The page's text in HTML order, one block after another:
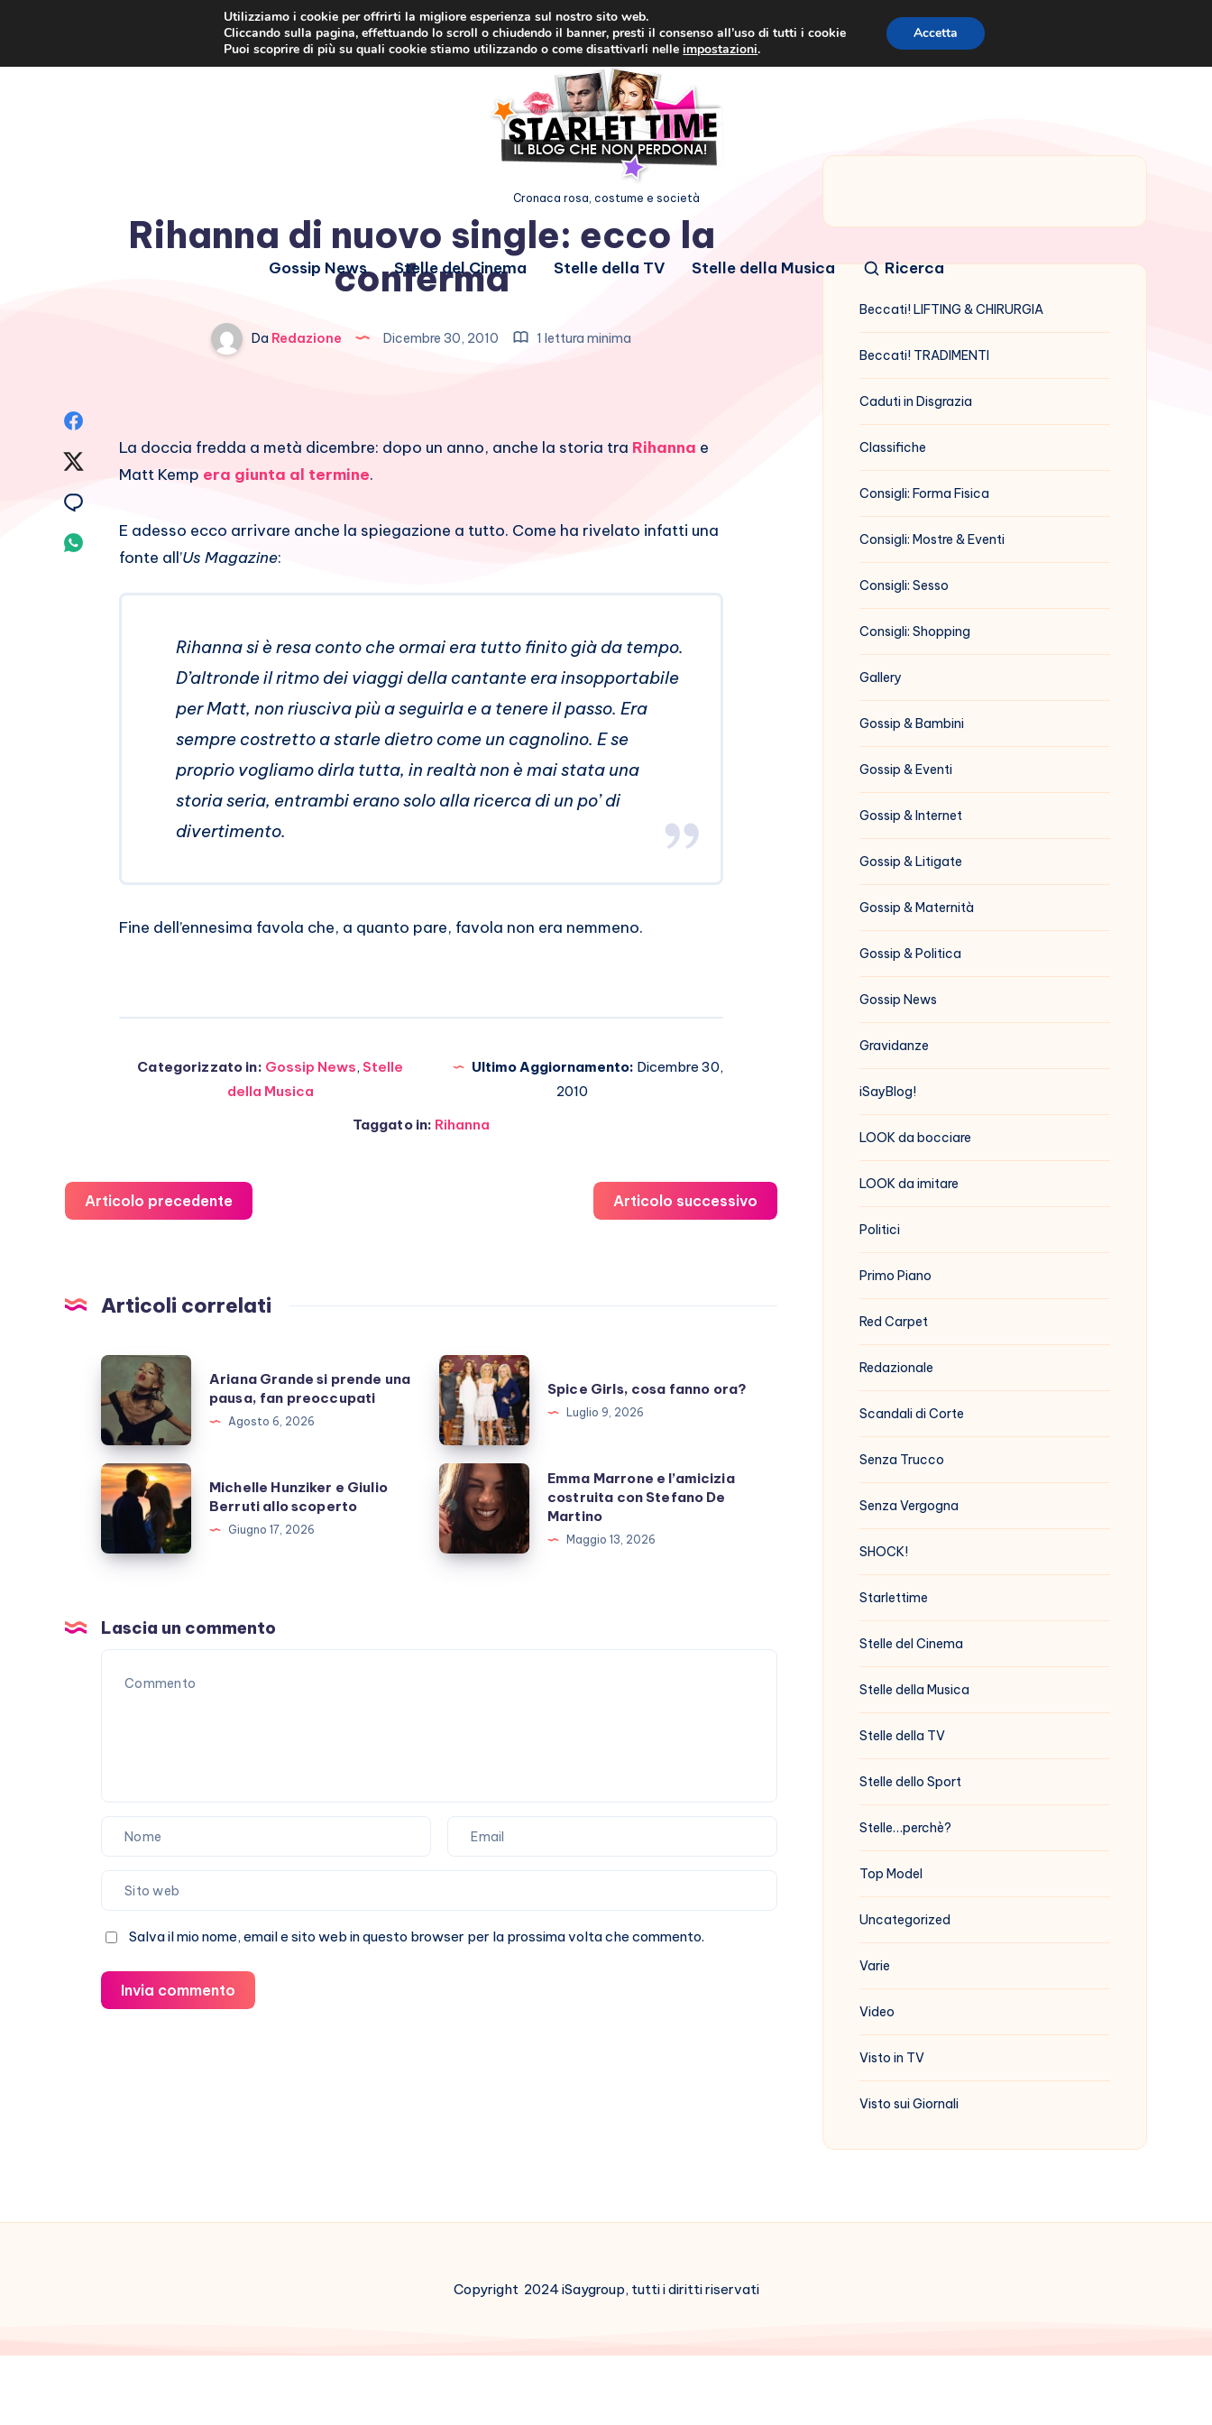
Cronaca rosa, costume e società
Gossip News Stelle del Cinema Stelle della TV Stelle della Musica Ricerca
Rihanna di nuovo single: ecco la
conferma
Da Redazione Dicembre 30, 2010 1 lettura minima
Twitter
Condividi
La doccia fredda a metà dicembre: dopo un anno, anche la storia tra Rihanna e
Matt Kemp era giunta al termine.
E adesso ecco arrivare anche la spiegazione a tutto. Come ha rivelato infatti una
fonte all’Us Magazine:
Rihanna si è resa conto che ormai era tutto finito già da tempo.
D’altronde il ritmo dei viaggi della cantante era insopportabile
per Matt, non riusciva più a seguirla e a tenere il passo. Era
sempre costretto a starle dietro come un cagnolino. E se
proprio vogliamo dirla tutta, in realtà non è mai stata una
storia seria, entrambi erano solo alla ricerca di un po’ di
divertimento.
Fine dell’ennesima favola che, a quanto pare, favola non era nemmeno.
Categorizzato in: Gossip News, Stelle
della Musica
Ultimo Aggiornamento: Dicembre 30,
2010
Taggato in: Rihanna
Articolo precedente Articolo successivo
Articoli correlati
Ariana
Grande
prende
una
pausa,
fan
preoccupati
Ariana Grande si prende una
pausa, fan preoccupati
Agosto 6, 2026
Spice
Girls,
cosa
fanno
ora?
Spice Girls, cosa fanno ora?
Luglio 9, 2026
Michelle
Hunziker
Giulio
scoperto
Michelle Hunziker e Giulio
Berruti allo scoperto
Giugno 17, 2026
Emma
Marrone
e
l’amicizia
De
Emma Marrone e l’amicizia
costruita con Stefano De
Martino
Maggio 13, 2026
Lascia un commento
Salva il mio nome, email e sito web in questo browser per la prossima volta che commento.
Invia commento
Beccati! LIFTING & CHIRURGIA
Beccati! TRADIMENTI
Caduti in Disgrazia
Classifiche
Consigli: Forma Fisica
Consigli: Mostre & Eventi
Consigli: Sesso
Consigli: Shopping
Gallery
Gossip & Bambini
Gossip & Eventi
Gossip & Internet
Gossip & Litigate
Gossip & Maternità
Gossip & Politica
Gossip News
Gravidanze
iSayBlog!
LOOK da bocciare
LOOK da imitare
Politici
Primo Piano
Red Carpet
Redazionale
Scandali di Corte
Senza Trucco
Senza Vergogna
SHOCK!
Starlettime
Stelle del Cinema
Stelle della Musica
Stelle della TV
Stelle dello Sport
Stelle…perchè?
Top Model
Uncategorized
Varie
Video
Visto in TV
Visto sui Giornali
Copyright 2024 iSaygroup, tutti i diritti riservati
Utilizziamo i cookie per offrirti la migliore esperienza sul nostro sito web.
Cliccando sulla pagina, effettuando lo scroll o chiudendo il banner, presti il consenso all’uso di tutti i cookie
Puoi scoprire di più su quali cookie stiamo utilizzando o come disattivarli nelleimpostazioni.
Accetta